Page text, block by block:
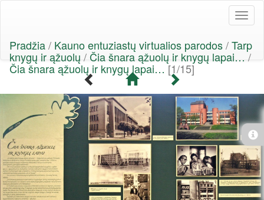
Pradžia/ Kauno entuziastų virtualios parodos/Tarp
knygų ir ąžuolų /Čia šnara ąžuolų ir knygų lapai…/
Čia šnara ąžuolų ir knygų lapai…[1/15]